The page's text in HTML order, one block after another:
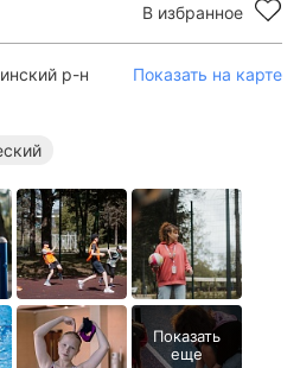
В избранное
р-н
Показать на карте